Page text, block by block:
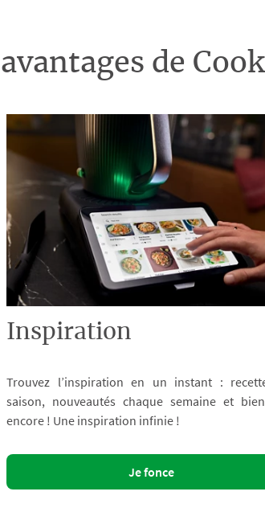
de
Inspiration
Trouvez l’inspiration en un instant :
saison, nouveautés chaque semaine et
encore ! Une inspiration infinie !
Je fonce